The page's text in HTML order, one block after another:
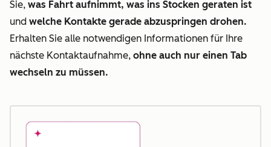
Sie, was Fahrt aufnimmt, was ins Stocken geraten ist
und welche Kontakte gerade abzuspringen drohen.
Erhalten Sie alle notwendigen Informationen für Ihre
nächste Kontaktaufnahme, ohne auch nur einen Tab
wechseln zu müssen.